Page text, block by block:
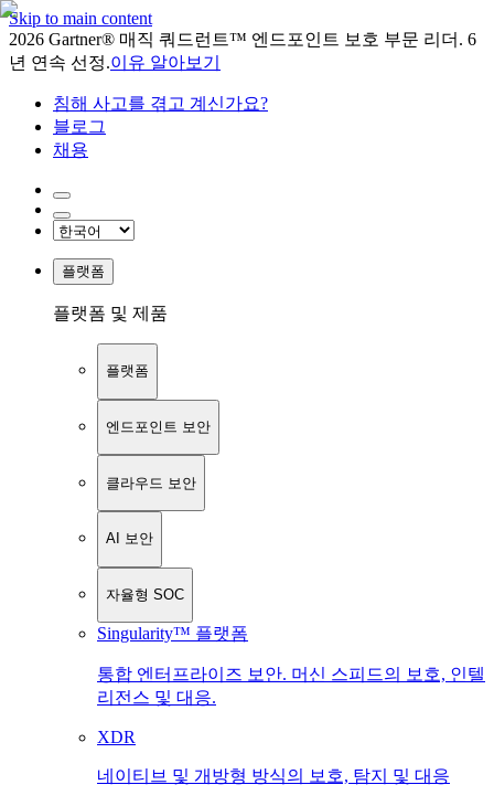
Skip to main content
2026 Gartner® 매직 쿼드런트™ 엔드포인트 보호 부문 리더. 6
년 연속 선정.이유 알아보기
침해 사고를 겪고 계신가요?
블로그
채용
플랫폼
플랫폼 및 제품
플랫폼
엔드포인트 보안
클라우드 보안
AI 보안
자율형 SOC
Singularity™ 플랫폼
통합 엔터프라이즈 보안. 머신 스피드의 보호, 인텔
리전스 및 대응.
XDR
네이티브 및 개방형 방식의 보호, 탐지 및 대응